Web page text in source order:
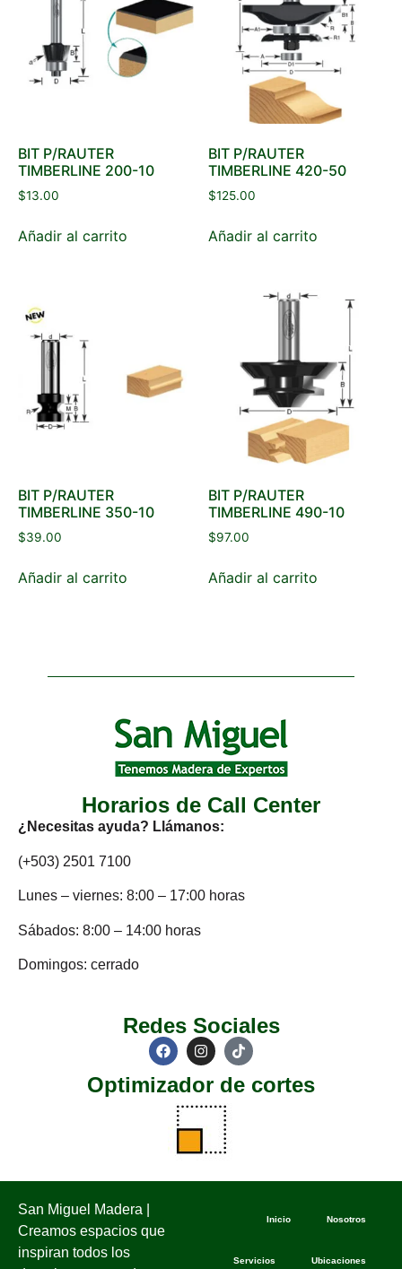
BIT P/RAUTER
TIMBERLINE 200-10
$13.00
Añadir al carrito
BIT P/RAUTER
TIMBERLINE 420-50
$125.00
Añadir al carrito
BIT P/RAUTER
TIMBERLINE 350-10
$39.00
Añadir al carrito
BIT P/RAUTER
TIMBERLINE 490-10
$97.00
Añadir al carrito
Horarios de Call Center
¿Necesitas ayuda? Llámanos:
(+503) 2501 7100
Lunes – viernes: 8:00 – 17:00 horas
Sábados: 8:00 – 14:00 horas
Domingos: cerrado
Redes Sociales
Optimizador de cortes
San Miguel Madera |
Creamos espacios que
inspiran todos los
Inicio Nosotros
Servicios Ubicaciones